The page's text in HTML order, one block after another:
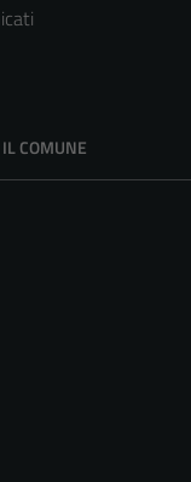
COMUNE